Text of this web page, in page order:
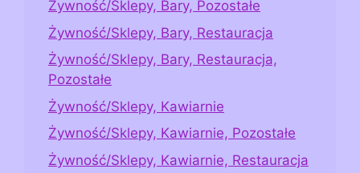
Żywność/Sklepy, Bary, Pozostałe
Żywność/Sklepy, Bary, Restauracja
Żywność/Sklepy, Bary, Restauracja,
Pozostałe
Żywność/Sklepy, Kawiarnie
Żywność/Sklepy, Kawiarnie, Pozostałe
Żywność/Sklepy, Kawiarnie, Restauracja